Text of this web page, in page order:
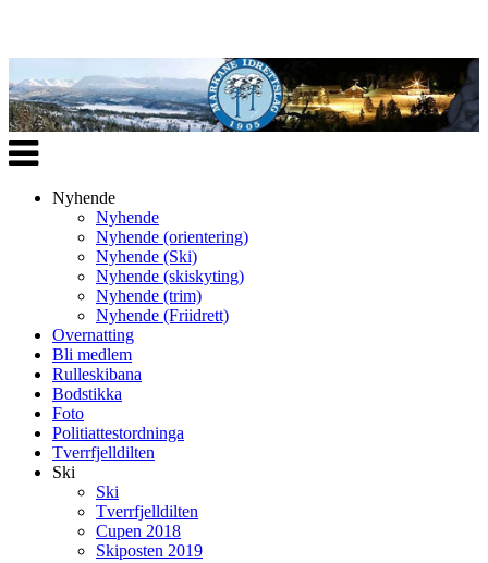
Veksle
navigasjon
Nyhende
Nyhende
Nyhende (orientering)
Nyhende (Ski)
Nyhende (skiskyting)
Nyhende (trim)
Nyhende (Friidrett)
Overnatting
Bli medlem
Rulleskibana
Bodstikka
Foto
Politiattestordninga
Tverrfjelldilten
Ski
Ski
Tverrfjelldilten
Cupen 2018
Skiposten 2019